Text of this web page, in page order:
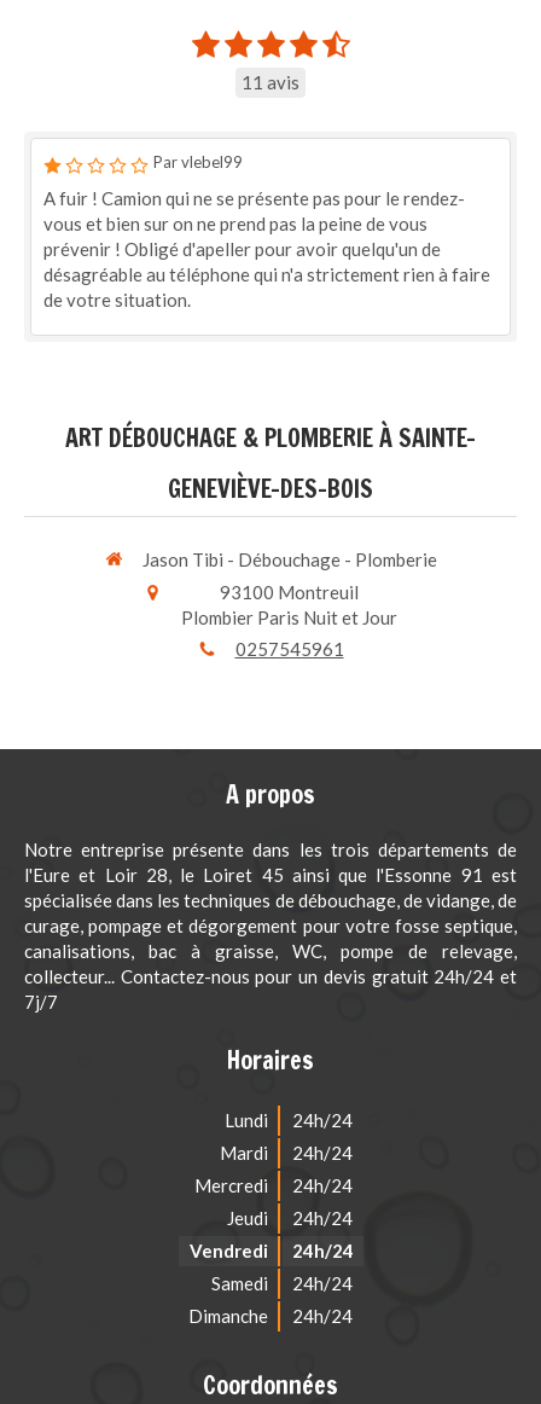
11 avis
Par vlebel99
A fuir ! Camion qui ne se présente pas pour le rendez-
vous et bien sur on ne prend pas la peine de vous
prévenir ! Obligé d'apeller pour avoir quelqu'un de
désagréable au téléphone qui n'a strictement rien à faire
de votre situation.
ART DÉBOUCHAGE & PLOMBERIE À SAINTE-
GENEVIÈVE-DES-BOIS
Jason Tibi - Débouchage - Plomberie
93100 Montreuil
Plombier Paris Nuit et Jour
0257545961
A propos
Notre entreprise présente dans les trois départements de
l'Eure et Loir 28, le Loiret 45 ainsi que l'Essonne 91 est
spécialisée dans les techniques de débouchage, de vidange, de
curage, pompage et dégorgement pour votre fosse septique,
canalisations, bac à graisse, WC, pompe de relevage,
collecteur... Contactez-nous pour un devis gratuit 24h/24 et
7j/7
Horaires
Lundi
24h/24
Mardi
24h/24
Mercredi
24h/24
Jeudi
24h/24
Vendredi
24h/24
Samedi
24h/24
Dimanche
24h/24
Coordonnées